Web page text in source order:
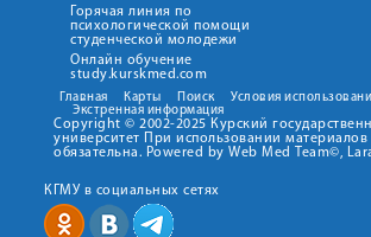
Горячая линия по
психологической помощи
студенческой молодежи
Онлайн обучение
study.kurskmed.com
Главная Карты Поиск
Условия
Экстренная информация
Copyright © 2002-2025 Курский
университет При использовании материалов
обязательна. Powered by Web Med Team©,
КГМУ в социальных сетях